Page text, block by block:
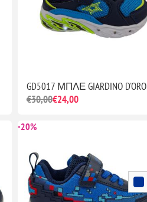
GD5017 ΜΠΛΕ GIARDINO D'ORO
€30,00€24,00
-20%